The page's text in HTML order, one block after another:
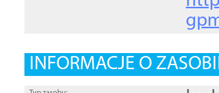
INFORMACJE O